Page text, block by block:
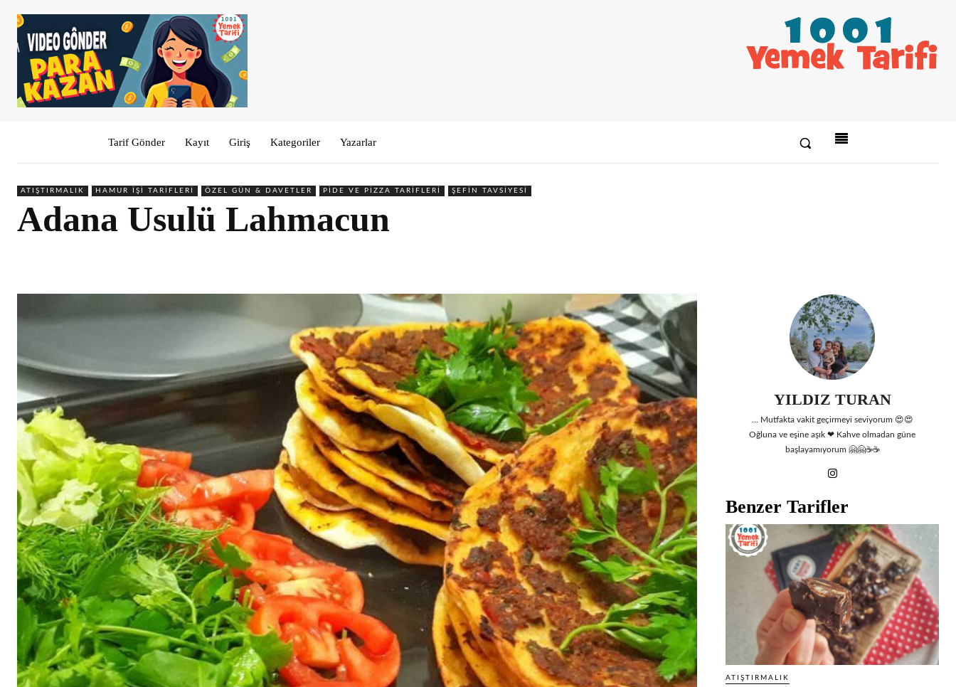
Tarif Gönder Kayıt Giriş Kategoriler Yazarlar
ATIŞTIRMALIK HAMUR İŞI TARIFLERI ÖZEL GÜN & DAVETLER PIDE VE PIZZA TARIFLERI ŞEFIN TAVSIYESI
Adana Usulü Lahmacun
YILDIZ TURAN
... Mutfakta vakit geçirmeyi seviyorum 😍😍
Oğluna ve eşine aşık ❤ Kahve olmadan güne
başlayamıyorum 🤗🤗☕☕
Benzer Tarifler
ATIŞTIRMALIK